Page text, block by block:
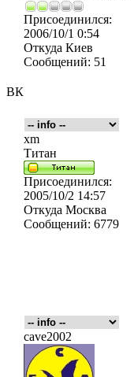
ВК
Присоединился:
2006/10/1 0:54
Откуда Киев
Сообщений: 51
xm
Титан
Присоединился:
2005/10/2 14:57
Откуда Москва
Сообщений: 6779
cave2002